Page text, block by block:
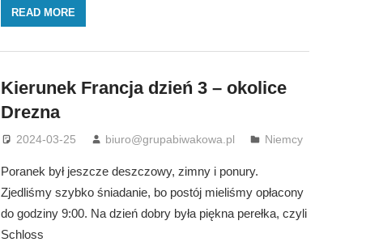
READ MORE
Kierunek Francja dzień 3 – okolice
Drezna
2024-03-25 biuro@grupabiwakowa.pl Niemcy
Poranek był jeszcze deszczowy, zimny i ponury.
Zjedliśmy szybko śniadanie, bo postój mieliśmy opłacony
do godziny 9:00. Na dzień dobry była piękna perełka, czyli
Schloss